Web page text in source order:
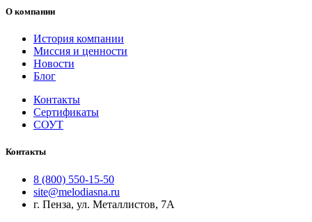
О компании
История компании
Миссия и ценности
Новости
Блог
Контакты
Сертификаты
СОУТ
Контакты
8 (800) 550-15-50
site@melodiasna.ru
г. Пенза, ул. Металлистов, 7А